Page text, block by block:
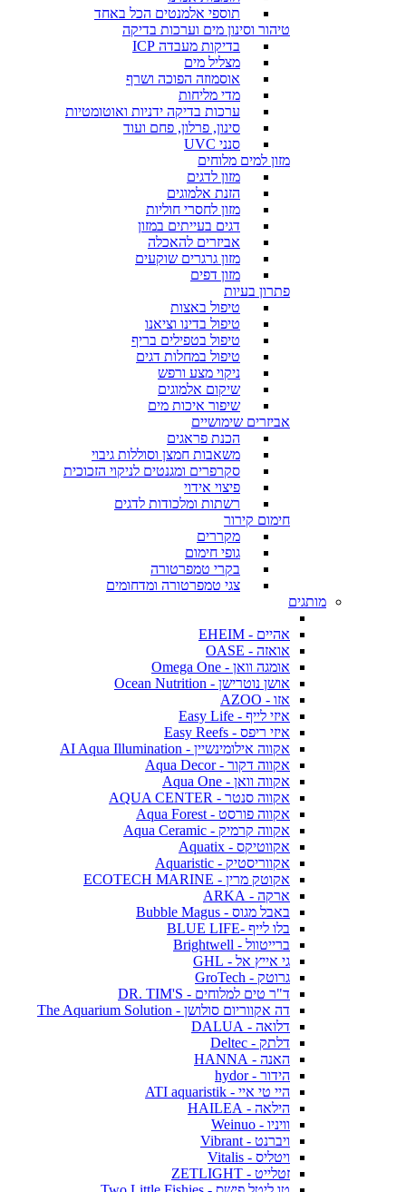
תוספי אלמנטים הכל באחד
טיהור וסינון מים וערכות בדיקה
בדיקות מעבדה ICP
מצליל מים
אוסמוזה הפוכה ושרף
מדי מליחות
ערכות בדיקה ידניות ואוטומטיות
סינון, פרלון, פחם ועוד
סנני UVC
מזון למים מלוחים
מזון לדגים
הזנת אלמוגים
מזון לחסרי חוליות
דגים בעייתים במזון
אביזרים להאכלה
מזון גרגרים שוקעים
מזון דפים
פתרון בעיות
טיפול באצות
טיפול בדינו וציאנו
טיפול בטפילים בריף
טיפול במחלות דגים
ניקוי מצע ורפש
שיקום אלמוגים
שיפור איכות מים
אביזרים שימושיים
הכנת פראגים
משאבות חמצן וסוללות גיבוי
סקרפרים ומגנטים לניקוי הזכוכית
פיצוי אידוי
רשתות ומלכודות לדגים
חימום קירור
מקררים
גופי חימום
בקרי טמפרטורה
צגי טמפרטורה ומדחומים
מותגים
אהיים - EHEIM
אואזה - OASE
אומגה וואן - Omega One
אושן נוטרישן - Ocean Nutrition
אזו - AZOO
איזי לייף - Easy Life
איזי ריפס - Easy Reefs
אקווה אילומינשיין - AI Aqua Illumination
אקווה דקור - Aqua Decor
אקווה וואן - Aqua One
אקווה סנטר - AQUA CENTER
אקווה פורסט - Aqua Forest
אקווה קרמיק - Aqua Ceramic
אקווטיקס - Aquatix
אקווריסטיק - Aquaristic
אקוטק מרין - ECOTECH MARINE
ארקה - ARKA
באבל מגוס - Bubble Magus
בלו לייף -BLUE LIFE
ברייטוול - Brightwell
גי אייץ אל - GHL
גרוטק - GroTech
ד"ר טים למלוחים - DR. TIM'S
דה אקווריום סולושן - The Aquarium Solution
דלואה - DALUA
דלתק - Deltec
האנה - HANNA
הידור - hydor
היי טי איי - ATI aquaristik
הילאה - HAILEA
וויניו - Weinuo
ויברנט - Vibrant
ויטליס - Vitalis
זטלייט - ZETLIGHT